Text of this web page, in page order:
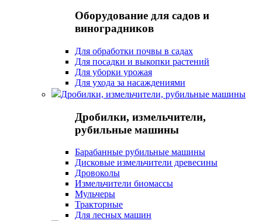
Оборудование для садов и
виноградников
Для обработки почвы в садах
Для посадки и выкопки растений
Для уборки урожая
Для ухода за насаждениями
Дробилки, измельчители, рубильные машины
Дробилки, измельчители,
рубильные машины
Барабанные рубильные машины
Дисковые измельчители древесины
Дровоколы
Измельчители биомассы
Мульчеры
Тракторные
Для лесных машин